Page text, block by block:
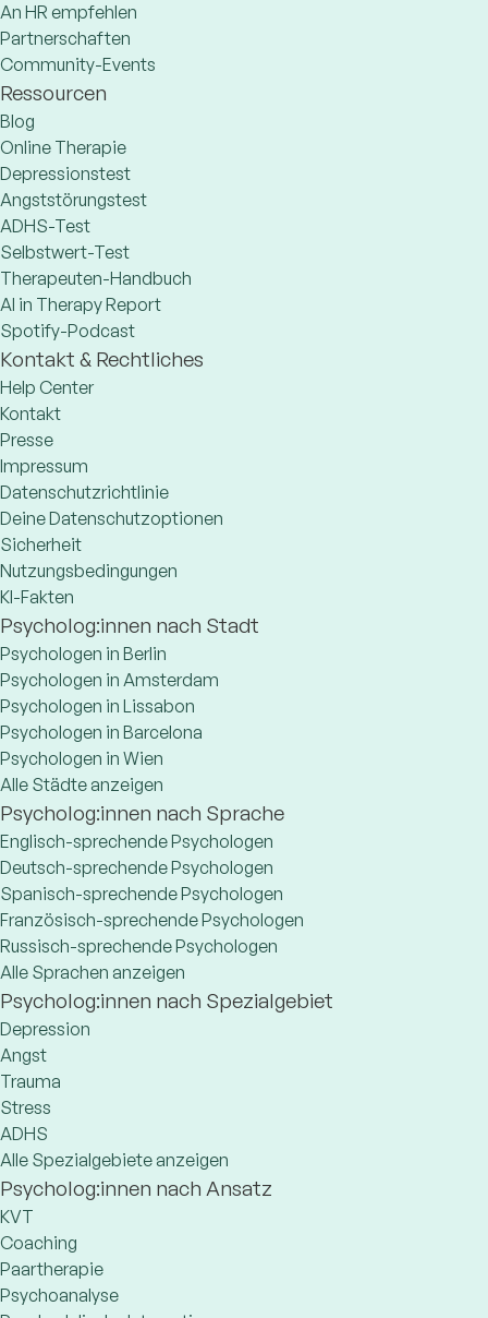
An HR empfehlen
Partnerschaften
Community-Events
Ressourcen
Blog
Online Therapie
Depressionstest
Angststörungstest
ADHS-Test
Selbstwert-Test
Therapeuten-Handbuch
AI in Therapy Report
Spotify-Podcast
Kontakt & Rechtliches
Help Center
Kontakt
Presse
Impressum
Datenschutzrichtlinie
Deine Datenschutzoptionen
Sicherheit
Nutzungsbedingungen
KI-Fakten
Psycholog:innen nach Stadt
Psychologen in Berlin
Psychologen in Amsterdam
Psychologen in Lissabon
Psychologen in Barcelona
Psychologen in Wien
Alle Städte anzeigen
Psycholog:innen nach Sprache
Englisch-sprechende Psychologen
Deutsch-sprechende Psychologen
Spanisch-sprechende Psychologen
Französisch-sprechende Psychologen
Russisch-sprechende Psychologen
Alle Sprachen anzeigen
Psycholog:innen nach Spezialgebiet
Depression
Angst
Trauma
Stress
ADHS
Alle Spezialgebiete anzeigen
Psycholog:innen nach Ansatz
KVT
Coaching
Paartherapie
Psychoanalyse